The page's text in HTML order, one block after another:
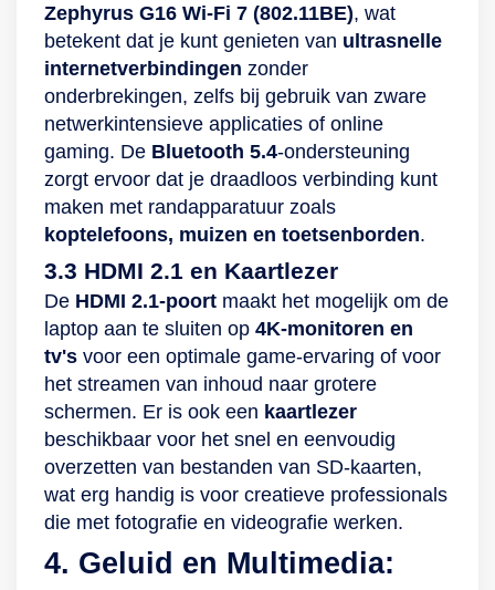
Zephyrus G16 Wi-Fi 7 (802.11BE), wat
betekent dat je kunt genieten van ultrasnelle
internetverbindingen zonder
onderbrekingen, zelfs bij gebruik van zware
netwerkintensieve applicaties of online
gaming. De Bluetooth 5.4-ondersteuning
zorgt ervoor dat je draadloos verbinding kunt
maken met randapparatuur zoals
koptelefoons, muizen en toetsenborden.
3.3 HDMI 2.1 en Kaartlezer
De HDMI 2.1-poort maakt het mogelijk om de
laptop aan te sluiten op 4K-monitoren en
tv's voor een optimale game-ervaring of voor
het streamen van inhoud naar grotere
schermen. Er is ook een kaartlezer
beschikbaar voor het snel en eenvoudig
overzetten van bestanden van SD-kaarten,
wat erg handig is voor creatieve professionals
die met fotografie en videografie werken.
4. Geluid en Multimedia: